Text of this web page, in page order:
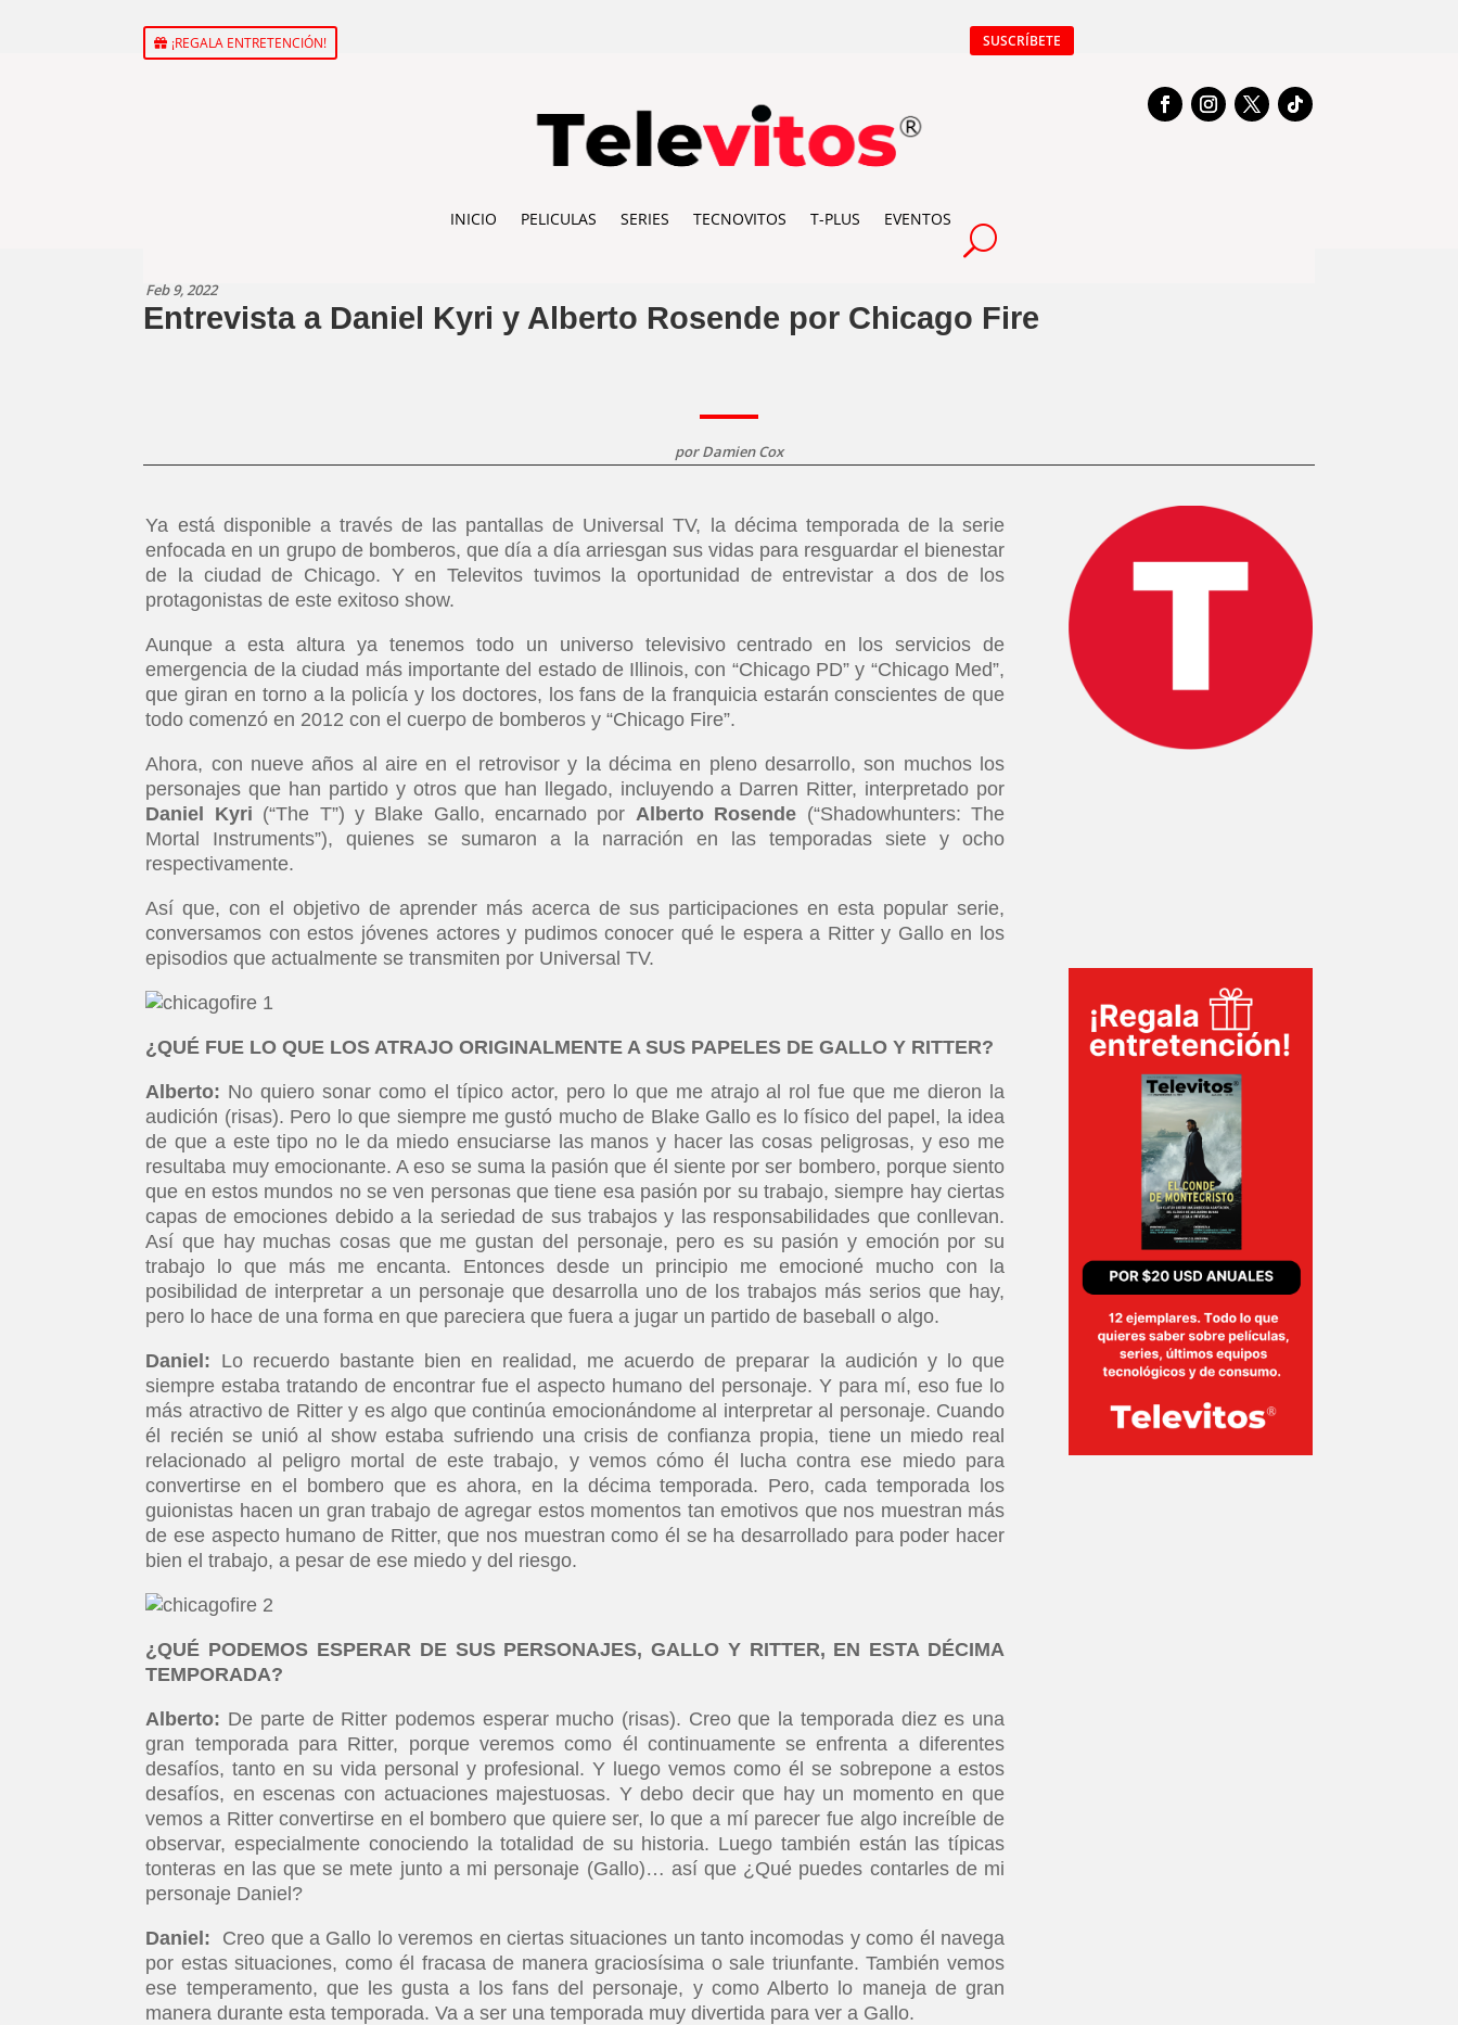
¡REGALA ENTRETENCIÓN! SUSCRÍBETE
INICIO PELICULAS SERIES TECNOVITOS T-PLUS EVENTOS
Feb 9, 2022
Entrevista a Daniel Kyri y Alberto Rosende por Chicago Fire
porDamien Cox
Ya está disponible a través de las pantallas de Universal TV, la décima temporada de la serie
enfocada en un grupo de bomberos, que día a día arriesgan sus vidas para resguardar el bienestar
de la ciudad de Chicago. Y en Televitos tuvimos la oportunidad de entrevistar a dos de los
protagonistas de este exitoso show.
Aunque a esta altura ya tenemos todo un universo televisivo centrado en los servicios de
emergencia de la ciudad más importante del estado de Illinois, con “Chicago PD” y “Chicago Med”,
que giran en torno a la policía y los doctores, los fans de la franquicia estarán conscientes de que
todo comenzó en 2012 con el cuerpo de bomberos y “Chicago Fire”.
Ahora, con nueve años al aire en el retrovisor y la décima en pleno desarrollo, son muchos los
personajes que han partido y otros que han llegado, incluyendo a Darren Ritter, interpretado por
Daniel Kyri (“The T”) y Blake Gallo, encarnado por Alberto Rosende (“Shadowhunters: The
Mortal Instruments”), quienes se sumaron a la narración en las temporadas siete y ocho
respectivamente.
Así que, con el objetivo de aprender más acerca de sus participaciones en esta popular serie,
conversamos con estos jóvenes actores y pudimos conocer qué le espera a Ritter y Gallo en los
episodios que actualmente se transmiten por Universal TV.
¿QUÉ FUE LO QUE LOS ATRAJO ORIGINALMENTE A SUS PAPELES DE GALLO Y RITTER?
Alberto: No quiero sonar como el típico actor, pero lo que me atrajo al rol fue que me dieron la
audición (risas). Pero lo que siempre me gustó mucho de Blake Gallo es lo físico del papel, la idea
de que a este tipo no le da miedo ensuciarse las manos y hacer las cosas peligrosas, y eso me
resultaba muy emocionante. A eso se suma la pasión que él siente por ser bombero, porque siento
que en estos mundos no se ven personas que tiene esa pasión por su trabajo, siempre hay ciertas
capas de emociones debido a la seriedad de sus trabajos y las responsabilidades que conllevan.
Así que hay muchas cosas que me gustan del personaje, pero es su pasión y emoción por su
trabajo lo que más me encanta. Entonces desde un principio me emocioné mucho con la
posibilidad de interpretar a un personaje que desarrolla uno de los trabajos más serios que hay,
pero lo hace de una forma en que pareciera que fuera a jugar un partido de baseball o algo.
Daniel: Lo recuerdo bastante bien en realidad, me acuerdo de preparar la audición y lo que
siempre estaba tratando de encontrar fue el aspecto humano del personaje. Y para mí, eso fue lo
más atractivo de Ritter y es algo que continúa emocionándome al interpretar al personaje. Cuando
él recién se unió al show estaba sufriendo una crisis de confianza propia, tiene un miedo real
relacionado al peligro mortal de este trabajo, y vemos cómo él lucha contra ese miedo para
convertirse en el bombero que es ahora, en la décima temporada. Pero, cada temporada los
guionistas hacen un gran trabajo de agregar estos momentos tan emotivos que nos muestran más
de ese aspecto humano de Ritter, que nos muestran como él se ha desarrollado para poder hacer
bien el trabajo, a pesar de ese miedo y del riesgo.
¿QUÉ PODEMOS ESPERAR DE SUS PERSONAJES, GALLO Y RITTER, EN ESTA DÉCIMA
TEMPORADA?
Alberto: De parte de Ritter podemos esperar mucho (risas). Creo que la temporada diez es una
gran temporada para Ritter, porque veremos como él continuamente se enfrenta a diferentes
desafíos, tanto en su vida personal y profesional. Y luego vemos como él se sobrepone a estos
desafíos, en escenas con actuaciones majestuosas. Y debo decir que hay un momento en que
vemos a Ritter convertirse en el bombero que quiere ser, lo que a mí parecer fue algo increíble de
observar, especialmente conociendo la totalidad de su historia. Luego también están las típicas
tonteras en las que se mete junto a mi personaje (Gallo)… así que ¿Qué puedes contarles de mi
personaje Daniel?
Daniel: Creo que a Gallo lo veremos en ciertas situaciones un tanto incomodas y como él navega
por estas situaciones, como él fracasa de manera graciosísima o sale triunfante. También vemos
ese temperamento, que les gusta a los fans del personaje, y como Alberto lo maneja de gran
manera durante esta temporada. Va a ser una temporada muy divertida para ver a Gallo.